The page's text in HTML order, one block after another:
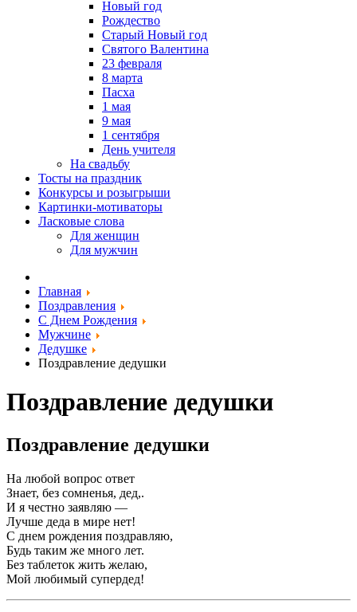
Новый год
Рождество
Старый Новый год
Святого Валентина
23 февраля
8 марта
Пасха
1 мая
9 мая
1 сентября
День учителя
На свадьбу
Тосты на праздник
Конкурсы и розыгрыши
Картинки-мотиваторы
Ласковые слова
Для женщин
Для мужчин
Главная
Поздравления
С Днем Рождения
Мужчине
Дедушке
Поздравление дедушки
Поздравление дедушки
Поздравление дедушки
На любой вопрос ответ
Знает, без сомненья, дед,.
И я честно заявляю —
Лучше деда в мире нет!
С днем рождения поздравляю,
Будь таким же много лет.
Без таблеток жить желаю,
Мой любимый супердед!